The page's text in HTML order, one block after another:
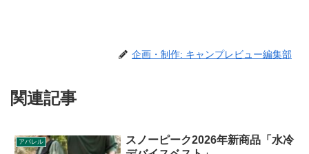
企画・制作: キャンプレビュー編集部
関連記事
アパレル
スノーピーク2026年新商品「水冷